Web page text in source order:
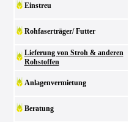
Einstreu
Rohfaserträger/ Futter
Lieferung von Stroh & anderen
Rohstoffen
Anlagenvermietung
Beratung